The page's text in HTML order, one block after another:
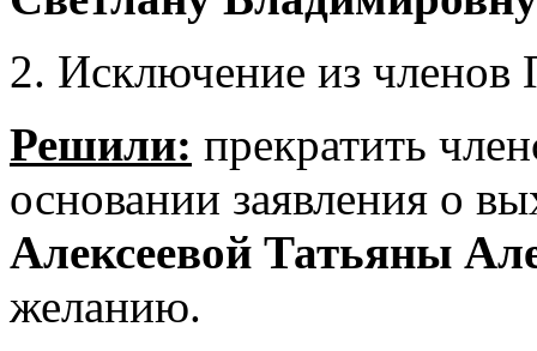
2. Исключение из
Решили: прекратить
основании заявления о
Алексеевой Татьяны
желанию.